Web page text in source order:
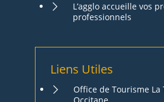
L’agglo accueille vos
professionnels
Liens Utiles
Office de Tourisme La